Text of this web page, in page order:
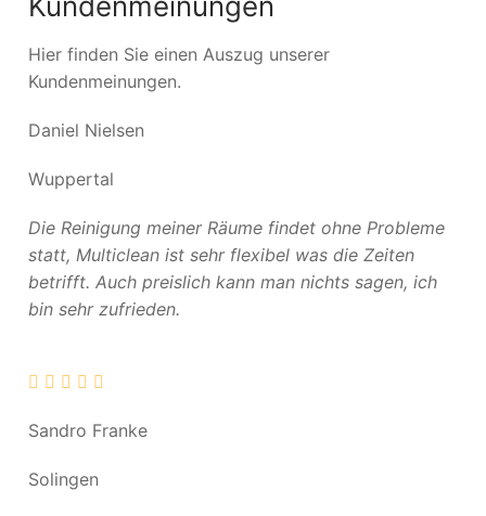
Hier finden Sie einen Auszug unserer
Kundenmeinungen.
Daniel Nielsen
Wuppertal
Die Reinigung meiner Räume findet ohne Probleme
statt, Multiclean ist sehr flexibel was die Zeiten
betrifft. Auch preislich kann man nichts sagen, ich
bin sehr zufrieden.
Sandro Franke
Solingen